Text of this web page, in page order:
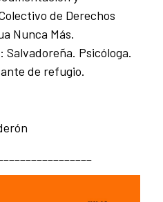
de Derechos
Nunca Más.
Psicóloga.
de refugio.